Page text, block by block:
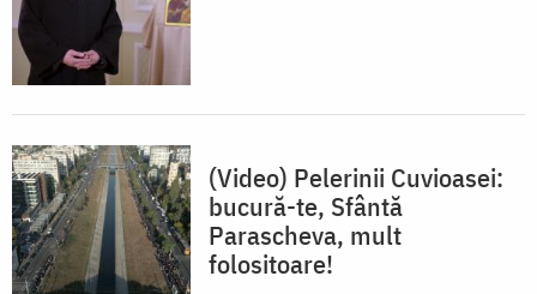
(Video) Pelerinii Cuvioasei:
bucură-te, Sfântă
Parascheva, mult
folositoare!